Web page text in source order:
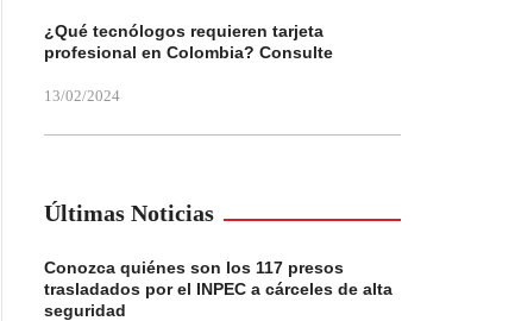
¿Qué tecnólogos requieren tarjeta
profesional en Colombia? Consulte
13/02/2024
Últimas Noticias
Conozca quiénes son los 117 presos
trasladados por el INPEC a cárceles de alta
seguridad